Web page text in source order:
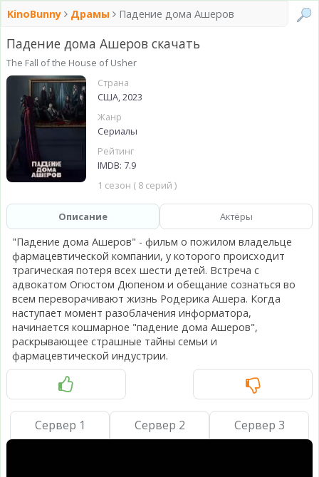
KinoBunny Драмы Падение дома Ашеров
Падение дома Ашеров скачать
The Fall of the House of Usher
Страна
США, 2023
Жанр
Сериалы
Рейтинг
IMDB: 7.9
1 сезон ( 8 серий )
Описание Актёры
"Падение дома Ашеров" - фильм о пожилом владельце
фармацевтической компании, у которого происходит
трагическая потеря всех шести детей. Встреча с
адвокатом Огюстом Дюпеном и обещание сознаться во
всем переворачивают жизнь Родерика Ашера. Когда
наступает момент разоблачения информатора,
начинается кошмарное "падение дома Ашеров",
раскрывающее страшные тайны семьи и
фармацевтической индустрии.
Сервер 1 Сервер 2 Сервер 3